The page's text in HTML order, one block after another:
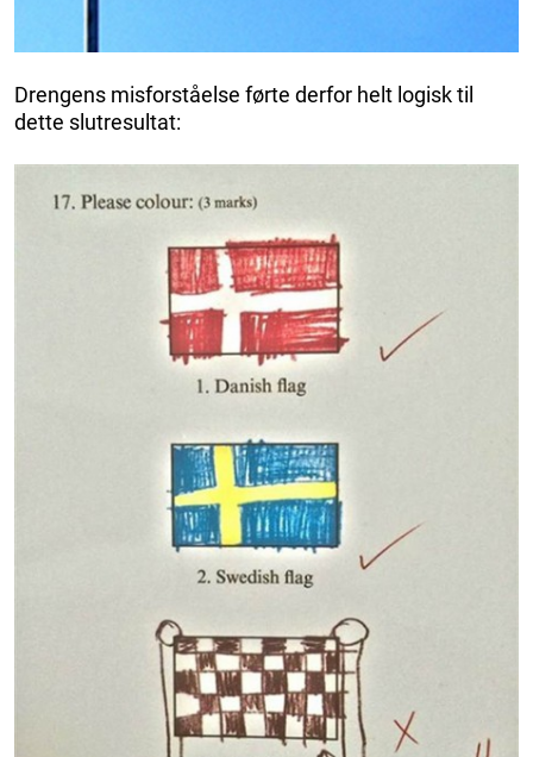
Drengens misforståelse førte derfor helt logisk til
dette slutresultat: